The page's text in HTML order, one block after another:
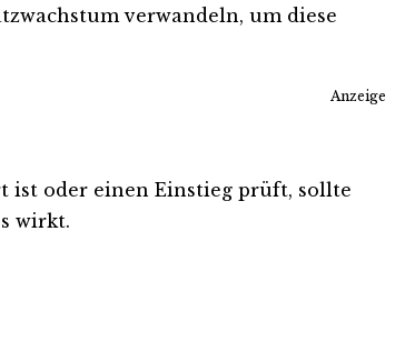
verwandeln, um diese
Anzeige
ist oder einen Einstieg prüft, sollte
wirkt.